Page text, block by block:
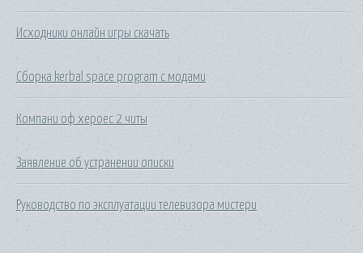
Исходники онлайн игры скачать
Сборка kerbal space program с модами
Компани оф хероес 2 читы
Заявление об устранении описки
Руководство по эксплуатации телевизора мистери